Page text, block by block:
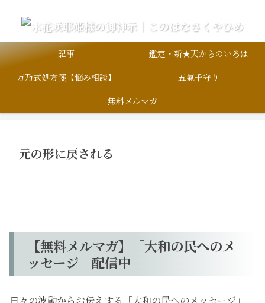
記事
鑑定・新★天からのいろは
万乃式処方箋【悩み相談】
五氣千守り
無料メルマガ
元の形に戻される
【無料メルマガ】「大和の民へのメ
ッセージ」配信中
日々の波動からお伝えする「大和の民へのメッセージ」